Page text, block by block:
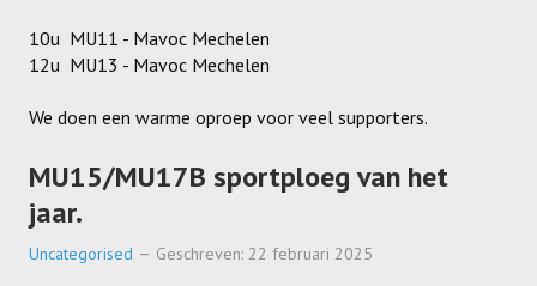
10u MU11 - Mavoc Mechelen
12u MU13 - Mavoc Mechelen
We doen een warme oproep voor veel supporters.
MU15/MU17B sportploeg van het
jaar.
Uncategorised Geschreven: 22 februari 2025